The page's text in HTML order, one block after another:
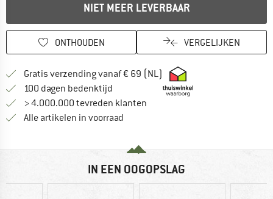
NIET MEER LEVERBAAR
ONTHOUDEN VERGELIJKEN
Gratis verzending vanaf € 69 (NL) Vind hier de
100 dagen bedenktijd Vind de betalingsinformatie hier!
> 4.000.000 tevreden klanten
Alle artikelen in voorraad
IN EEN OOGOPSLAG